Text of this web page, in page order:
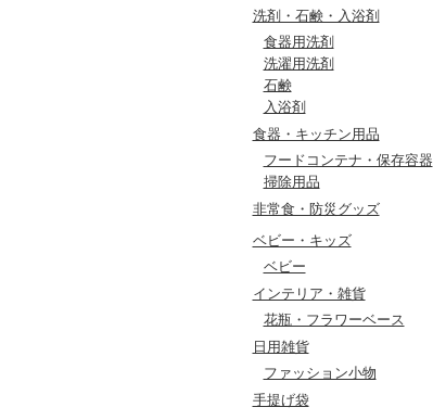
洗剤・石鹸・入浴剤
食器用洗剤
洗濯用洗剤
石鹸
入浴剤
食器・キッチン用品
フードコンテナ・保存容器
掃除用品
非常食・防災グッズ
ベビー・キッズ
ベビー
インテリア・雑貨
花瓶・フラワーベース
日用雑貨
ファッション小物
手提げ袋